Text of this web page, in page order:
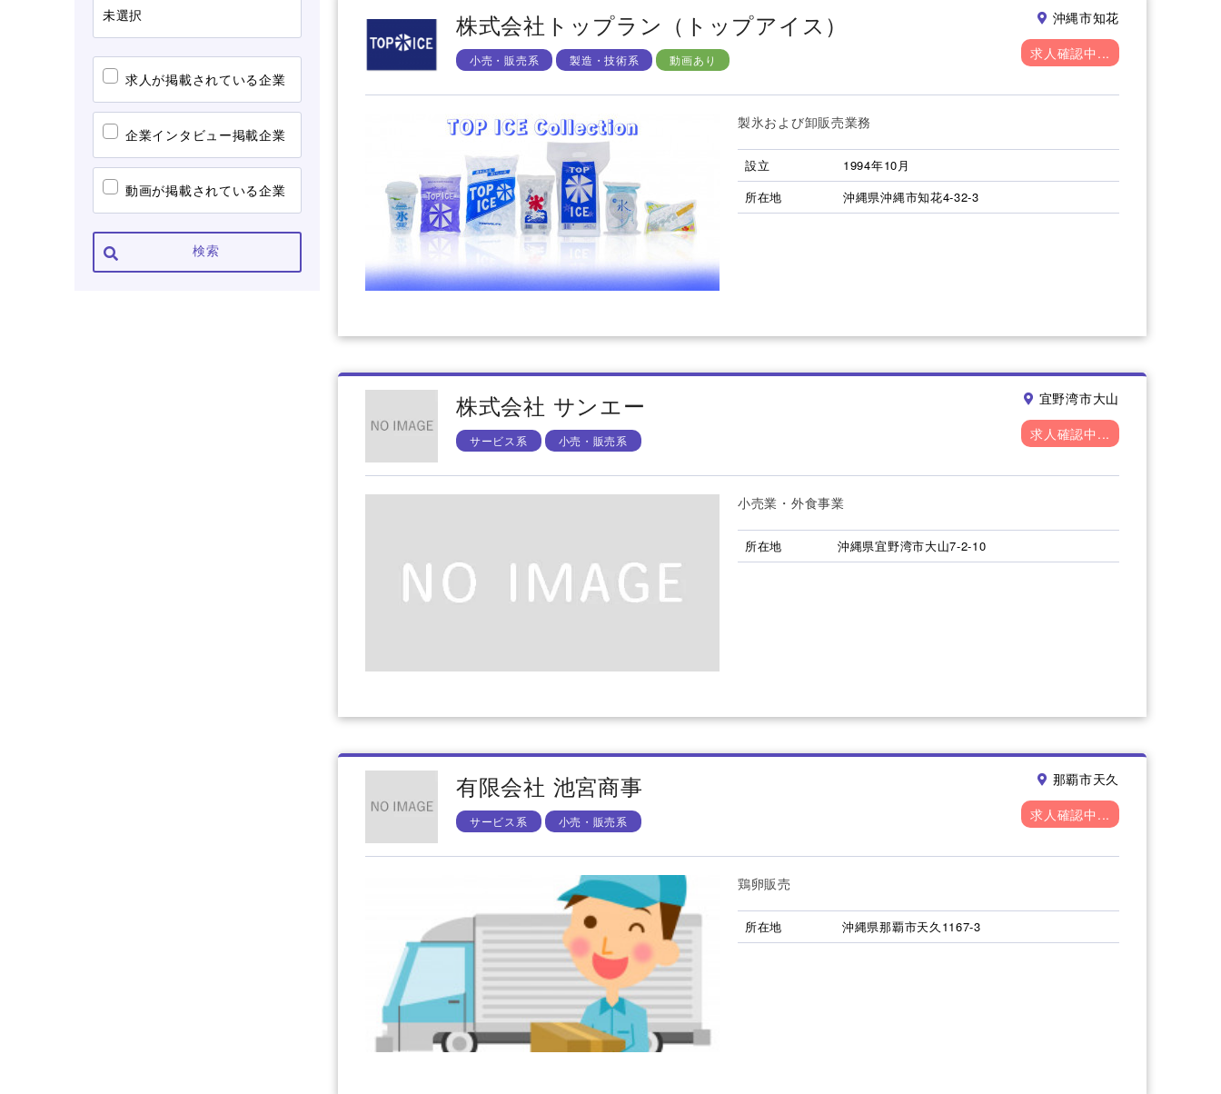
未選択
求人が掲載されている企業
企業インタビュー掲載企業
動画が掲載されている企業
検索
株式会社トップラン（トップアイス）
小売・販売系 製造・技術系 動画あり
沖縄市知花
求人確認中...
製氷および卸販売業務
設立
1994年10月
所在地
沖縄県沖縄市知花4-32-3
株式会社 サンエー
サービス系 小売・販売系
宜野湾市大山
求人確認中...
小売業・外食事業
所在地 沖縄県宜野湾市大山7-2-10
有限会社 池宮商事
サービス系 小売・販売系
那覇市天久
求人確認中...
鶏卵販売
所在地 沖縄県那覇市天久1167-3